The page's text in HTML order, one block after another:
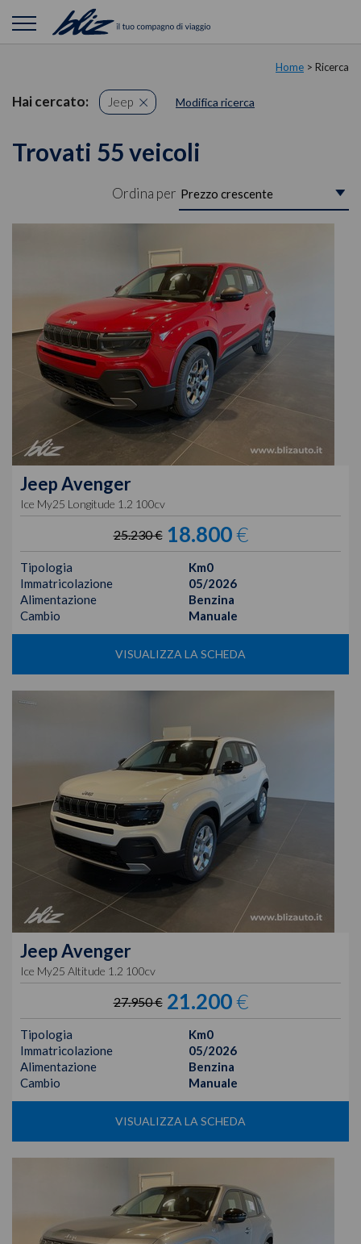
Home > Ricerca
Hai cercato: Jeep Modifica ricerca
Trovati 55 veicoli
Ordina per
JeepAvenger
Ice My25 Longitude 1.2 100cv
25.230 € 18.800€
Tipologia
Km0
Immatricolazione
05/2026
Alimentazione
Benzina
Cambio
Manuale
VISUALIZZA LA SCHEDA
JeepAvenger
Ice My25 Altitude 1.2 100cv
27.950 € 21.200€
Tipologia
Km0
Immatricolazione
05/2026
Alimentazione
Benzina
Cambio
Manuale
VISUALIZZA LA SCHEDA